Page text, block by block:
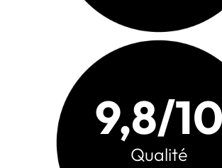
9,8/10
Qualité